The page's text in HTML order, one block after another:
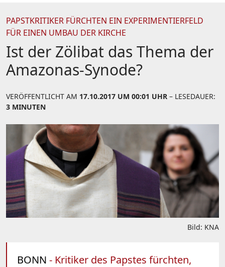
PAPSTKRITIKER FÜRCHTEN EIN EXPERIMENTIERFELD
FÜR EINEN UMBAU DER KIRCHE
Ist der Zölibat das Thema der
Amazonas-Synode?
VERÖFFENTLICHT AM 17.10.2017 UM 00:01 UHR – LESEDAUER:
3 MINUTEN
Bild: KNA
BONN - Kritiker des Papstes fürchten,